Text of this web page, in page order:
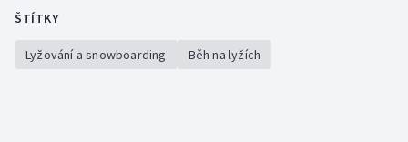
ŠTÍTKY
Lyžování a snowboarding Běh na lyžích